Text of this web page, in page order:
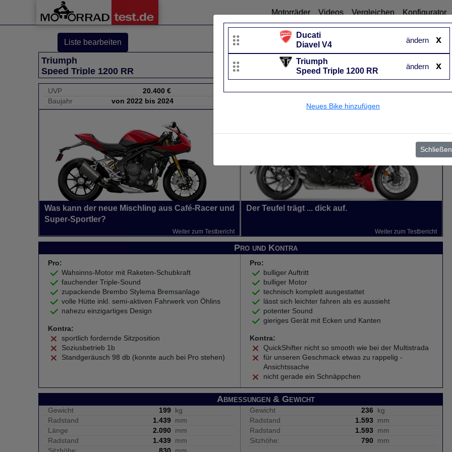
Motorräder Videos Vergleichen Konfigurator
Liste bearbeiten
Triumph
Speed Triple 1200 RR
UVP
20.400 €
Baujahr
von 2022 bis 2024
UVP
27.890 €
Was kann der neue Mischling aus Café-Racer und
Super-Sportler?
Weiter zum Testbericht
Der Teufel trägt ... dick auf.
Weiter zum Testbericht
Pro und Kontra
Pro:
Wahsinns-Motor mit Raketen-Schubkraft
fauchender Triple-Sound
zupackende Brembo Stylema Bremsanlage
volle Hütte inkl. semi-aktiven Fahrwerk von Öhlins
nahezu einzigartiges Design
Kontra:
sportlich fordernde Sitzposition
Soziusbetrieb 1b
Standgeräusch 98 db (konnte auch bei Pro stehen)
Pro:
bulliger Auftritt
bulliger Motor
technisch komplett ausgestattet
lässt sich leichter fahren als es aussieht
potenter Sound
gieriges Gerät mit Ecken und Kanten
Kontra:
QuickShifter nicht so smooth wie bei der Multistrada
für unseren Geschmack etwas zu rappelig -
Ansichtssache
nicht gerade ein Schnäppchen
Abmessungen & Gewicht
Gewicht 199 kg
Radstand
1.439 mm
Länge
2.090
mm
Radstand
1.439 mm
Gewicht 236 kg
Radstand
1.593
mm
Radstand
1.593
mm
Sitzhöhe:
790 mm
x
Ducati
Diavel V4
ändern
x
Triumph
Speed Triple 1200 RR
ändern
Neues Bike hinzufügen
Schließen